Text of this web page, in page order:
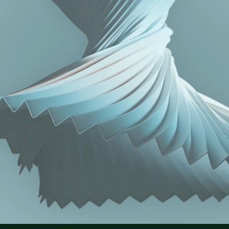
NON CANDEGGIARE
NON ASCIUGARE A SECCO
FERRO A BASSA TEMPERATURA MAX 110
GRADI CELSIUS
NON LAVARE A SECCO
ASCIUGARE STESO
Lacoste si impegna a tracciare il prodotto durante tutto il
processo di produzione. Trasparenza della catena del
valore, conoscenza dei fornitori e dell'ecosistema... nessun
filo si intreccia senza la supervisione del Coccodrillo.